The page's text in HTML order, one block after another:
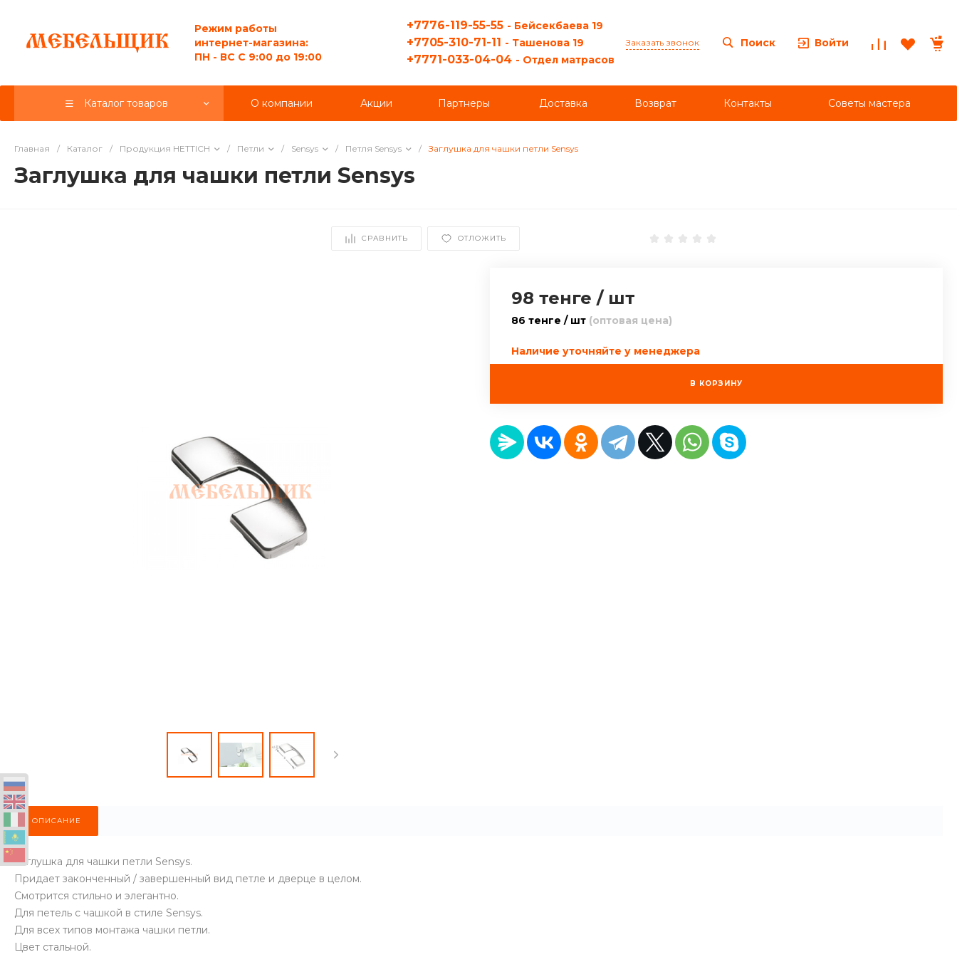
Режим работы
интернет-магазина:
ПН - ВС C 9:00 до 19:00
+7776-119-55-55 - Бейсекбаева 19
+7705-310-71-11 - Ташенова 19
+7771-033-04-04 - Отдел матрасов
Заказать звонок Поиск Войти
Каталог товаров О компании Акции Партнеры Доставка Возврат Контакты Советы мастера
Главная / Каталог / Продукция HETTICH / Петли / Sensys / Петля Sensys / Заглушка для чашки петли Sensys
Заглушка для чашки петли Sensys
СРАВНИТЬ ОТЛОЖИТЬ
98 тенге / шт
86 тенге / шт (оптовая цена)
Наличие уточняйте у менеджера
В КОРЗИНУ
ОПИСАНИЕ
Заглушка для чашки петли Sensys.
Придает законченный / завершенный вид петле и дверце в целом.
Смотрится стильно и элегантно.
Для петель с чашкой в стиле Sensys.
Для всех типов монтажа чашки петли.
Цвет стальной.